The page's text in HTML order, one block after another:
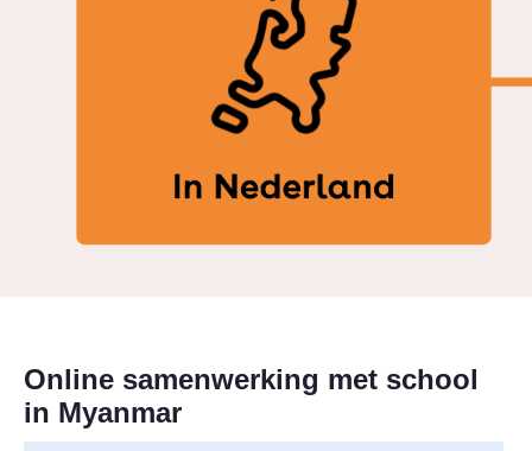
Online samenwerking met school
in Myanmar